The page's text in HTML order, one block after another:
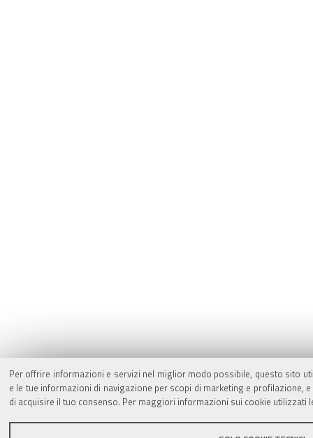
Per offrire informazioni e servizi nel miglior modo possibile, questo sito
e le tue informazioni di navigazione per scopi di marketing e
di acquisire il tuo consenso. Per maggiori informazioni sui cookie utilizzati